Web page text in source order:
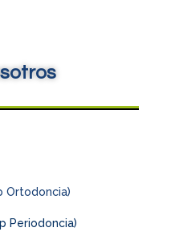
Ortodoncia)
Periodoncia)